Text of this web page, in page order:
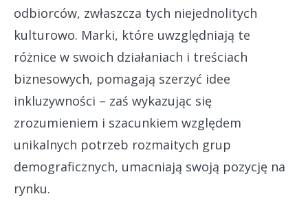
odbiorców, zwłaszcza tych niejednolitych
kulturowo. Marki, które uwzględniają te
różnice w swoich działaniach i treściach
biznesowych, pomagają szerzyć idee
inkluzywności – zaś wykazując się
zrozumieniem i szacunkiem względem
unikalnych potrzeb rozmaitych grup
demograficznych, umacniają swoją pozycję na
rynku.